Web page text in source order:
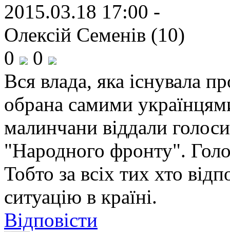
2015.03.18 17:00 -
Олексій Семенів (10)
0
0
Вся влада, яка існувала
обрана самими
малинчани віддали
"Народного фронту".
Тобто за всіх тих хто
ситуацію в країні.
Відповісти